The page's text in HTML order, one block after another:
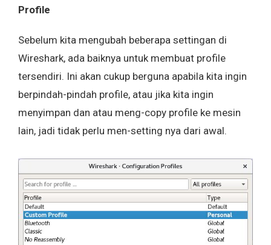
Profile
Sebelum kita mengubah beberapa settingan di
Wireshark, ada baiknya untuk membuat profile
tersendiri. Ini akan cukup berguna apabila kita ingin
berpindah-pindah profile, atau jika kita ingin
menyimpan dan atau meng-copy profile ke mesin
lain, jadi tidak perlu men-setting nya dari awal.